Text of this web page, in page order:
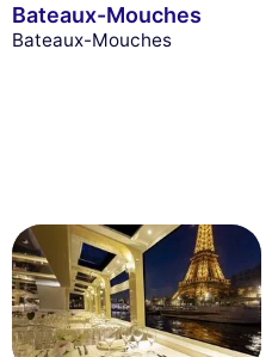
Bateaux-Mouches
Bateaux-Mouches